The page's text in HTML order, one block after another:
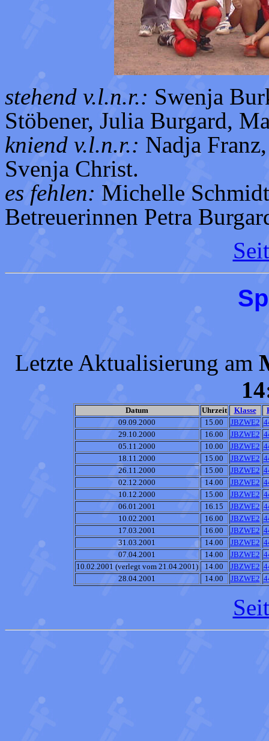
stehend v.l.n.r.: Swenja
Stöbener, Julia Burgard,
kniend v.l.n.r.: Nadja
Svenja Christ.
es fehlen: Michelle
Betreuerinnen Petra
Letzte Aktualisierung am
Datum Uhrzeit Klasse
09.09.2000
15.00 JBZWE2
29.10.2000
16.00 JBZWE2
05.11.2000
10.00 JBZWE2
18.11.2000
15.00 JBZWE2
26.11.2000
15.00 JBZWE2
02.12.2000
14.00 JBZWE2
10.12.2000
15.00 JBZWE2
06.01.2001
16.15 JBZWE2
10.02.2001
16.00 JBZWE2
17.03.2001
16.00 JBZWE2
31.03.2001
14.00 JBZWE2
07.04.2001
14.00 JBZWE2
10.02.2001 (verlegt vom 21.04.2001)
14.00 JBZWE2
28.04.2001
14.00 JBZWE2